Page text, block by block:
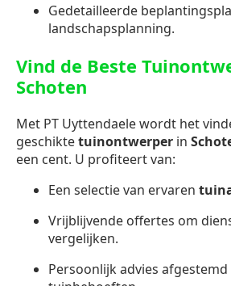
Gedetailleerde
landschapsplanning.
Vind de Beste
Schoten
Met PT Uyttendaele wordt het
geschiktetuinontwerper in
een cent. U profiteert van:
Een selectie van ervaren
Vrijblijvende offertes om
vergelijken.
Persoonlijk advies